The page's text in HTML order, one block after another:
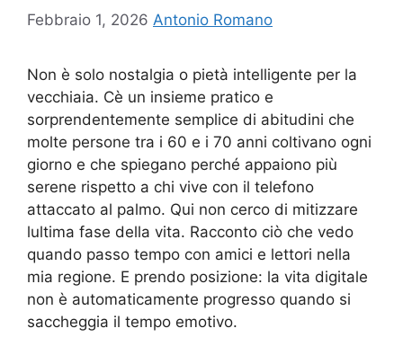
Febbraio 1, 2026 Antonio Romano
Non è solo nostalgia o pietà intelligente per la
vecchiaia. Cè un insieme pratico e
sorprendentemente semplice di abitudini che
molte persone tra i 60 e i 70 anni coltivano ogni
giorno e che spiegano perché appaiono più
serene rispetto a chi vive con il telefono
attaccato al palmo. Qui non cerco di mitizzare
lultima fase della vita. Racconto ciò che vedo
quando passo tempo con amici e lettori nella
mia regione. E prendo posizione: la vita digitale
non è automaticamente progresso quando si
saccheggia il tempo emotivo.